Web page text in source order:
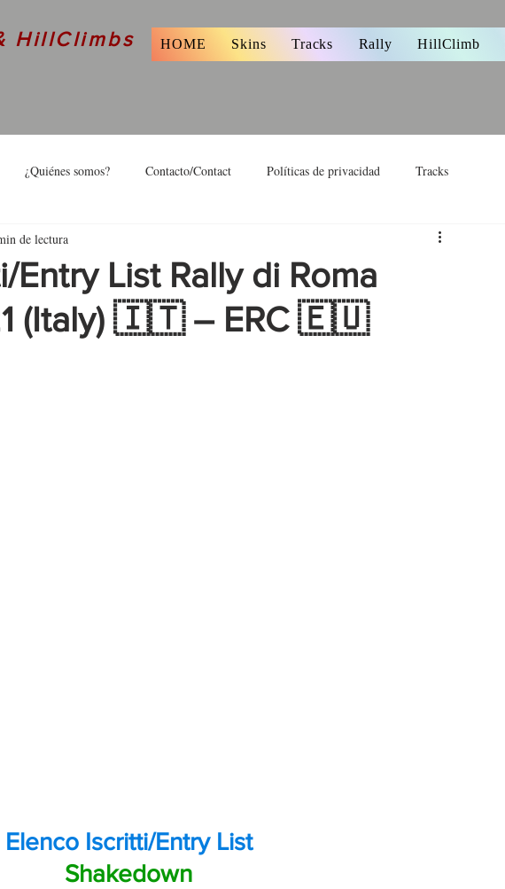
HillClimbs HOME Skins Tracks Rally HillClimb
¿Quiénes somos? Contacto/Contact Políticas de privacidad Tracks
Entry List Rally di Roma
(Italy) 🇮🇹 – ERC 🇪🇺
de lectura
Elenco Iscritti/Entry List
Shakedown